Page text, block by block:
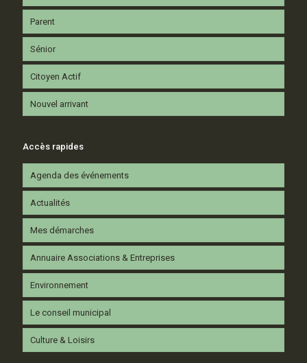
Parent
Sénior
Citoyen Actif
Nouvel arrivant
Accès rapides
Agenda des événements
Actualités
Mes démarches
Annuaire Associations & Entreprises
Environnement
Le conseil municipal
Culture & Loisirs